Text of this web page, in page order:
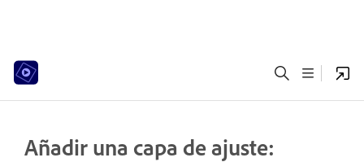
Añadir una capa de ajuste: